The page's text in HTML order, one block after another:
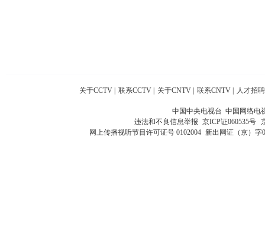
关于CCTV 联系CCTV 关于CNTV 联系CNTV 人才招聘
中国中央电视台 中国网络电
违法和不良信息举报 京ICP证060535号
网上传播视听节目许可证号 0102004 新出网证（京）